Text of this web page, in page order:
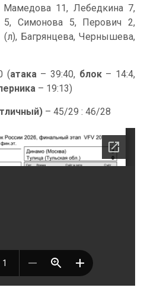
Мамедова 11, Лебедкина 7,
5, Симонова 5, Перович 2,
(л), Багрянцева, Чернышева,
(атака– 39:40, блок– 14:4,
– 19:13)
– 45/29 : 46/28